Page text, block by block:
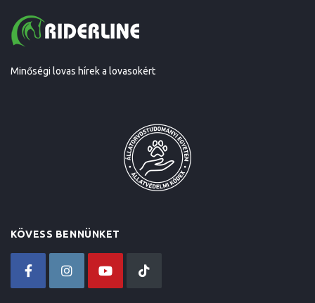
Minőségi lovas hírek a lovasokért
KÖVESS BENNÜNKET